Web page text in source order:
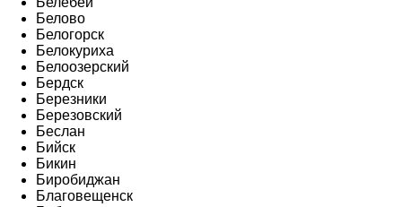
Белово
Белогорск
Белокуриха
Белоозерский
Бердск
Березники
Березовский
Беслан
Бийск
Бикин
Биробиджан
Благовещенск